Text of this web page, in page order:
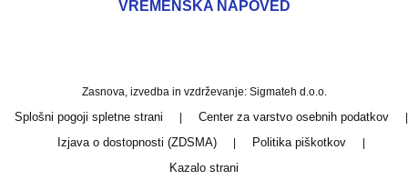
VREMENSKA NAPOVED
Zasnova, izvedba in vzdrževanje: Sigmateh d.o.o.
Splošni pogoji spletne strani Center za varstvo osebnih podatkov
Izjava o dostopnosti (ZDSMA) Politika piškotkov
Kazalo strani